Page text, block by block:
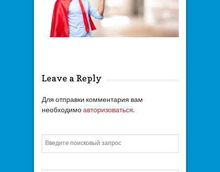
Leave a Reply
Для отправки комментария вам
необходимоавторизоваться.